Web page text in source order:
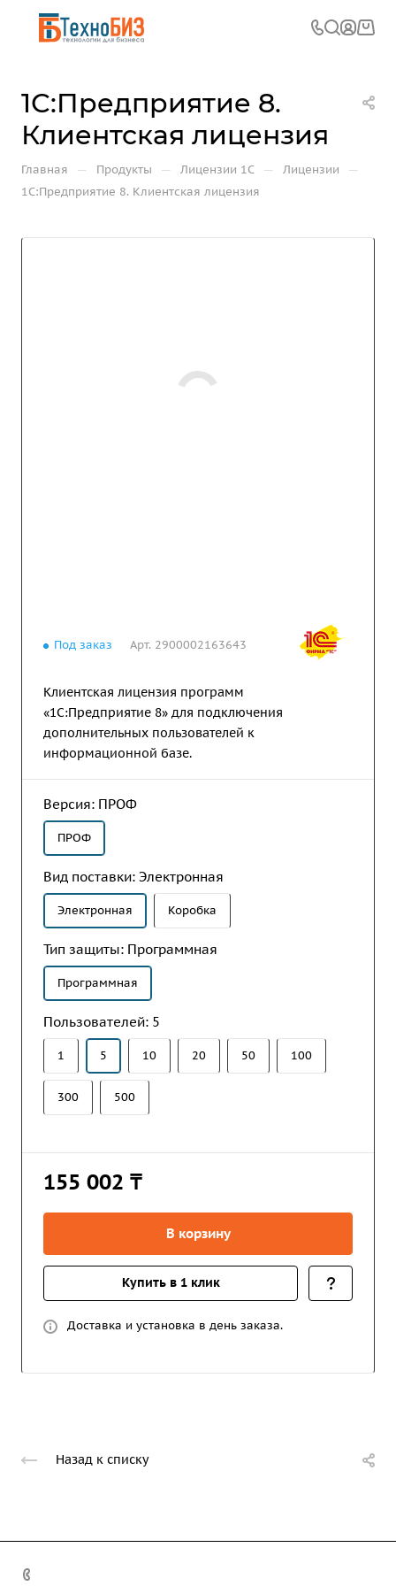
1С:Предприятие 8.
Клиентская лицензия
Главная — Продукты — Лицензии 1С — Лицензии —
1С:Предприятие 8. Клиентская лицензия
Под заказ Арт. 2900002163643
Клиентская лицензия программ
«1С:Предприятие 8» для подключения
дополнительных пользователей к
информационной базе.
Версия: ПРОФ
ПРОФ
Вид поставки: Электронная
Электронная Коробка
Тип защиты: Программная
Программная
Пользователей: 5
1 5 10 20 50 100
300 500
155 002 ₸
В корзину
Купить в 1 клик
Доставка и установка в день заказа.
Назад к списку